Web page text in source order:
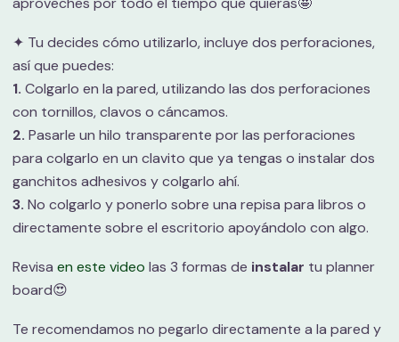
✦ Tu decides cómo utilizarlo, incluye dos perforaciones,
así que puedes:
1. Colgarlo en la pared, utilizando las dos perforaciones
con tornillos, clavos o cáncamos.
2. Pasarle un hilo transparente por las perforaciones
para colgarlo en un clavito que ya tengas o instalar dos
ganchitos adhesivos y colgarlo ahí.
3. No colgarlo y ponerlo sobre una repisa para libros o
directamente sobre el escritorio apoyándolo con algo.
Revisa en este video las 3 formas de instalar tu planner
board😍
Te recomendamos no pegarlo directamente a la pared y